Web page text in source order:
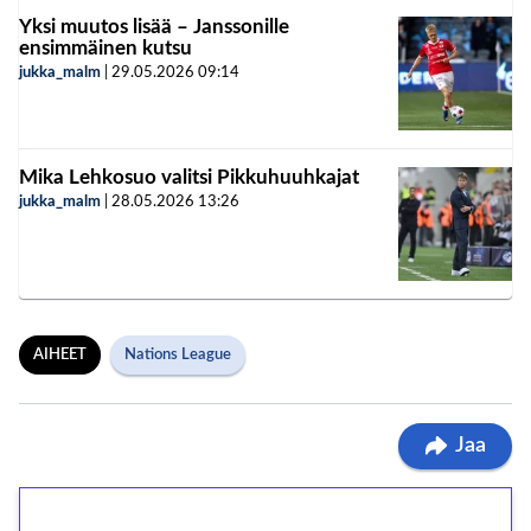
Yksi muutos lisää – Janssonille
ensimmäinen kutsu
jukka_malm 29.05.2026 09:14
Mika Lehkosuo valitsi Pikkuhuuhkajat
jukka_malm 28.05.2026 13:26
AIHEET Nations League
Jaa